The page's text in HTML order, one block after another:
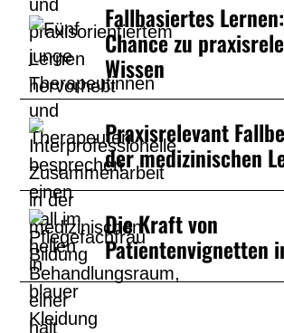
Fallbasiertes
Chance zu
Wissen
Praxisrelevant
der medizinischen
Die Kraft von
Patientenvignetten